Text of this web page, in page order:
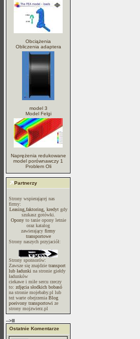
Obciążenia
Obliczenia adaptera
model 3
Model Felgi
Naprężenia redukowane
model porównawczy 1
Problem Oli
Partnerzy
Strony wspierającej nas
firmy:
Leasing,faktoring, kredytgdy
szukasz gotówki.
Oponyto tanie opony letnie
oraz katalog
zawierający firmy
transportowe
Strony naszych przyjaciół:
Strony sponsorów:
Zawsze się znajdzie transport
lub ładunki na stronie giełdy
ładunków
ciekawe i miłe sercu rzeczy
to: zdjęcia słodkich bobasó
na stronie mojebaby.pl lub
też warte obejrzenia Blog
poeivony transportowi ze
strony mojzwierz.pl
-->lll
Ostatnie Komentarze